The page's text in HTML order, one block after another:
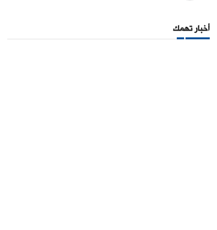
أخبار تهمك